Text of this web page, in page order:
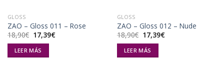
GLOSS
ZAO – Gloss 011 – Rose
18,90€ El
precio
original
era:
18,90€.
17,39€El
LEER MÁS
GLOSS
ZAO – Gloss 012 – Nude
18,90€ El
precio
original
era:
18,90€.
17,39€El
LEER MÁS